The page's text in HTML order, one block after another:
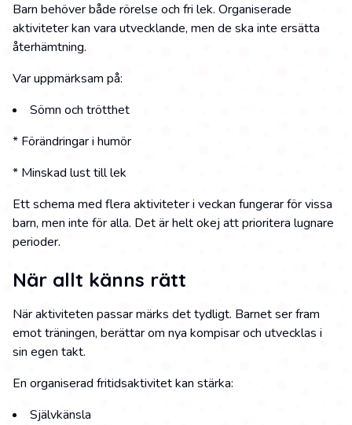
Barn behöver både rörelse och fri lek. Organiserade
aktiviteter kan vara utvecklande, men de ska inte ersätta
återhämtning.
Var uppmärksam på:
Sömn och trötthet
* Förändringar i humör
* Minskad lust till lek
Ett schema med flera aktiviteter i veckan fungerar för vissa
barn, men inte för alla. Det är helt okej att prioritera lugnare
perioder.
När allt känns rätt
När aktiviteten passar märks det tydligt. Barnet ser fram
emot träningen, berättar om nya kompisar och utvecklas i
sin egen takt.
En organiserad fritidsaktivitet kan stärka:
Självkänsla